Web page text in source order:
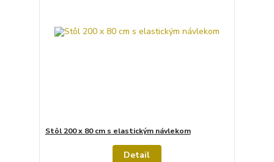
Stôl 200 x 80 cm s elastickým návlekom
Detail